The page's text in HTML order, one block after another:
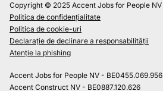
Copyright © 2025 Accent Jobs for People NV
Politica de confidențialitate
Politica de cookie-uri
Declarație de declinare a responsabilității
Atenție la phishing
Accent Jobs for People NV - BE0455.069.956
Accent Construct NV - BE0887.120.626